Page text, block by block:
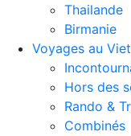
Thailande
Birmanie
Voyages au
Hors des
Rando &
Combinés